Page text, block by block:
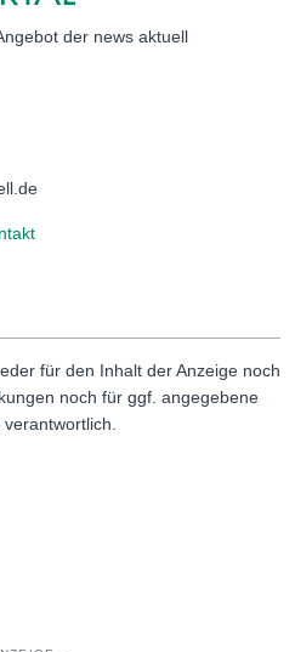
der news aktuell
für den Inhalt der Anzeige noch
noch für ggf. angegebene